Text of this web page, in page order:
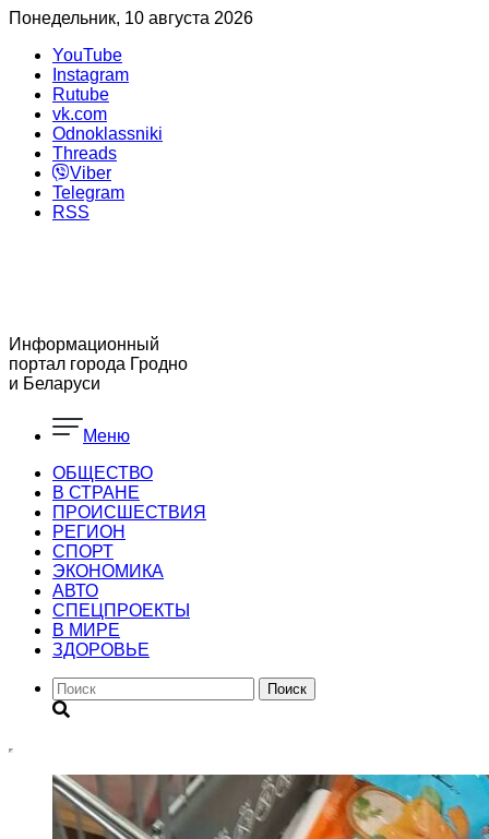
Понедельник, 10 августа 2026
YouTube
Instagram
Rutube
vk.com
Odnoklassniki
Threads
Viber
Telegram
RSS
Информационный
портал города Гродно
и Беларуси
Меню
ОБЩЕСТВО
В СТРАНЕ
ПРОИСШЕСТВИЯ
РЕГИОН
CПОРТ
ЭКОНОМИКА
АВТО
СПЕЦПРОЕКТЫ
В МИРЕ
ЗДОРОВЬЕ
Поиск